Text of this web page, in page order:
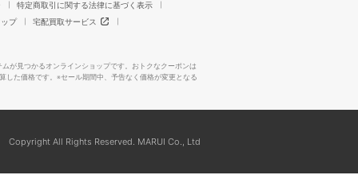
特定商取引に関する法律に基づく表示
プ
宅配買取サービス
が見つかるオンラインショップです。おトクなクーポンは
した価格です。※セール期間中、予告なく価格が変更となる
Copyright All Rights Reserved. MARUI Co., Ltd